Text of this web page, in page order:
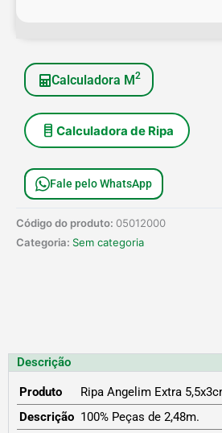
Calculadora M2
Calculadora de Ripa
Fale pelo WhatsApp
Código do produto: 05012000
Categoria: Sem categoria
Descrição
Produto
Ripa Angelim Extra
Descrição 100% Peças de 2,48m.